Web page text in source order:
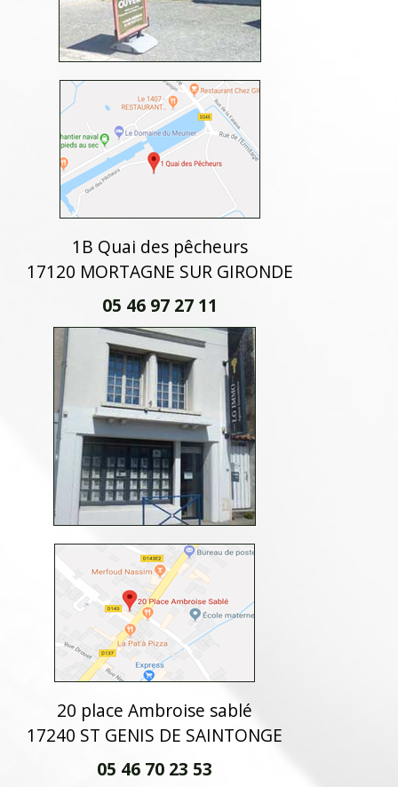
1B Quai des pêcheurs
17120 MORTAGNE SUR GIRONDE
05 46 97 27 11
20 place Ambroise sablé
17240 ST GENIS DE SAINTONGE
05 46 70 23 53